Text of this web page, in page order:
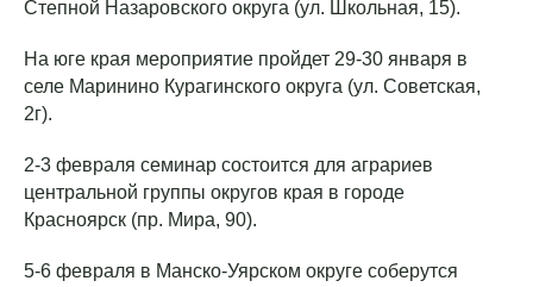
Степной Назаровского округа (ул. Школьная, 15).
На юге края мероприятие пройдет 29-30 января в
селе Маринино Курагинского округа (ул. Советская,
2г).
2-3 февраля семинар состоится для аграриев
центральной группы округов края в городе
Красноярск (пр. Мира, 90).
5-6 февраля в Манско-Уярском округе соберутся